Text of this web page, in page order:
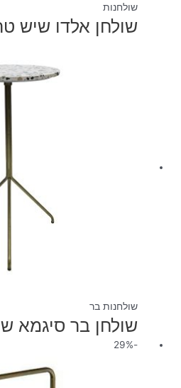
שולחנות
שולחן אלדו שיש
שולחנות בר
שולחן בר סיגמא
-29%
הוא: